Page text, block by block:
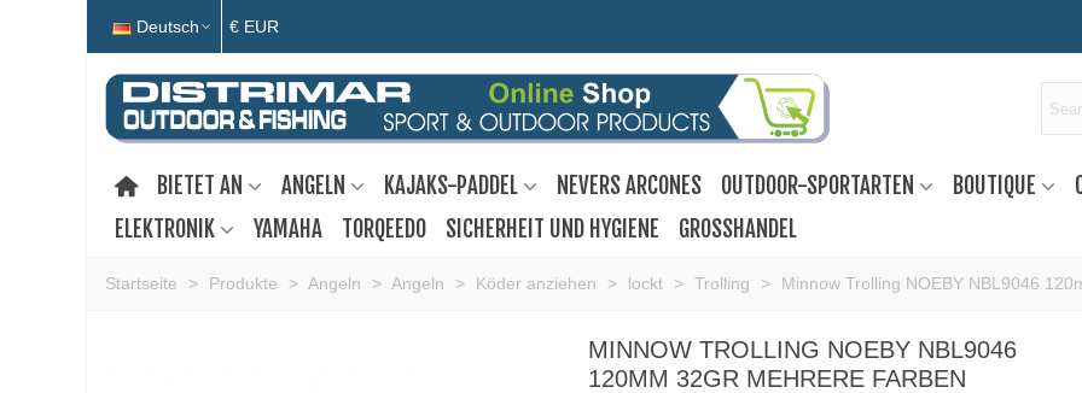
Deutsch € EUR
BIETET AN ANGELN KAJAKS-PADDEL NEVERS ARCONES OUTDOOR-SPORTARTEN BOUTIQUE
ELEKTRONIK
YAMAHA TORQEEDO SICHERHEIT UND HYGIENE GROSSHANDEL
Startseite > Produkte > Angeln > Angeln > Köder anziehen > lockt > Trolling > Minnow Trolling NOEBY NBL9046
MINNOW TROLLING NOEBY NBL9046
120MM 32GR MEHRERE FARBEN